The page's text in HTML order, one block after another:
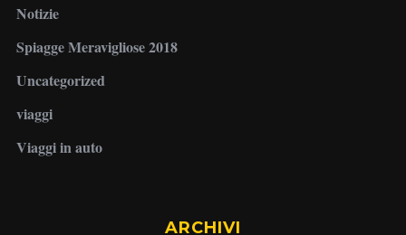
Notizie
Spiagge Meravigliose 2018
Uncategorized
viaggi
Viaggi in auto
ARCHIVI